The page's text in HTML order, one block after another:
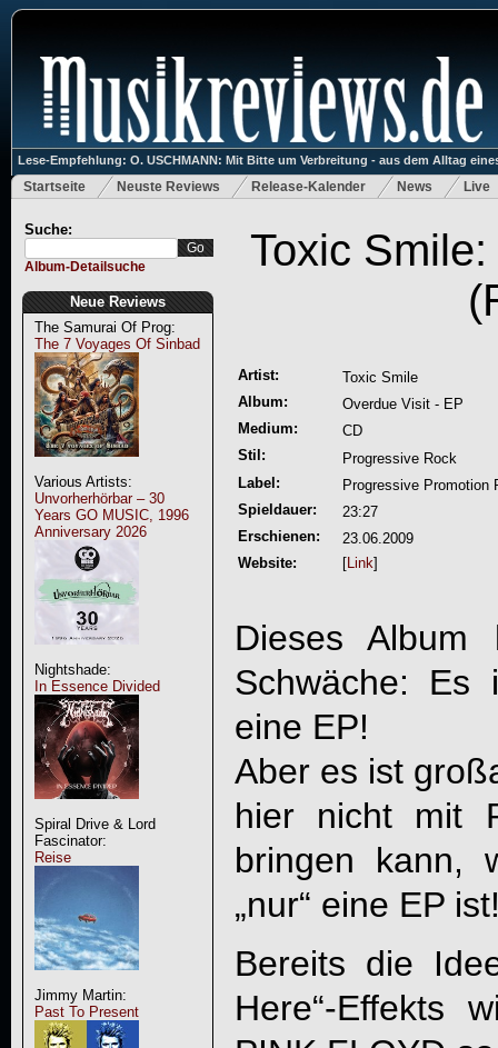
Lese-Empfehlung: O. USCHMANN: Mit Bitte um Verbreitung - aus dem Alltag
Startseite Neuste Reviews Release-Kalender News Live
Suche:
Album-Detailsuche
Neue Reviews
The Samurai Of Prog:
The 7 Voyages Of Sinbad
Various Artists:
Unvorherhörbar – 30
Years GO MUSIC, 1996
Anniversary 2026
Nightshade:
In Essence Divided
Spiral Drive & Lord
Fascinator:
Reise
Jimmy Martin:
Past To Present
Toxic
Artist:
Toxic Smile
Album:
Overdue Visit - EP
Medium:
CD
Stil:
Progressive Rock
Label:
Progressive Promotion
Spieldauer:
23:27
Erschienen:
23.06.2009
Website:
[Link]
Dieses Album
Schwäche:
eine EP!
Aber es ist
hier nicht mit
bringen kann,
„nur“ eine EP
Bereits die
Here“-Effekts